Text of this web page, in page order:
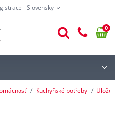
Slovensky
0
Kuchyňské potřeby